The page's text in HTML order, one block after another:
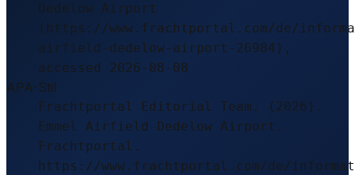
Dedelow Airport
(https://www.frachtportal.com/de/
airfield-dedelow-airport-26984),
accessed 2026-08-08
APA-Stil
Frachtportal Editorial Team. (2026).
Emmel Airfield Dedelow Airport.
Frachtportal.
https://www.frachtportal.com/de/